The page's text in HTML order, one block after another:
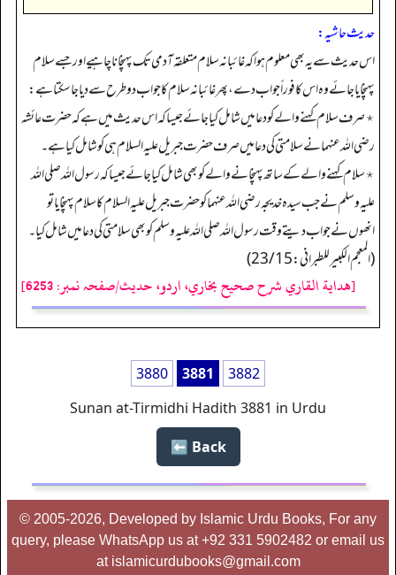
حدیث حاشیہ:
اس حدیث سے یہ بھی معلوم ہوا کہ غائبانہ سلام متعلقہ آدمی تک پہنچانا چاہیے اور جسے سلام
پہنچایا جائے وہ اس کا فوراً جواب دے، پھر غائبانہ سلام کا جواب دو طرح سے دیا جا سکتا ہے:
٭صرف سلام کہنے والے کو دعا میں شامل کیا جائے جیسا کہ اس حدیث میں ہے کہ حضرت عائشہ
رضی اللہ عنہما نے سلامتی کی دعا میں صرف حضرت جبریل علیہ السلام ہی کو شامل کیا ہے۔
٭سلام کہنے والے کے ساتھ پہنچانے والے کو بھی شامل کیا جائے جیسا کہ رسول اللہ صلی اللہ
علیہ وسلم نے جب سیدہ خدیجہ رضی اللہ عنہما کو حضرت جبریل علیہ السلام کا سلام پہنچایا تو
انھوں نے جواب دیتے وقت رسول اللہ صلی اللہ علیہ وسلم کوبھی سلامتی کی دعامیں شامل کیا۔
(المعجم الکبیر للطبراني: 23/15)
[هداية القاري شرح صحيح بخاري، اردو، حدیث/صفحہ نمبر: 6253]
3880 3881
3882
Sunan at-Tirmidhi Hadith 3881 in Urdu
Back ⬅️
© 2005-2026, Developed by Islamic Urdu Books, For any
query, please WhatsApp us at +92 331 5902482 or email us
at islamicurdubooks@gmail.com